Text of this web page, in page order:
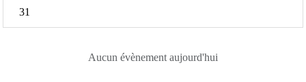
31
Aucun évènement aujourd'hui